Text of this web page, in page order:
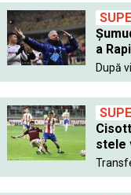
a
După
stele